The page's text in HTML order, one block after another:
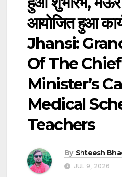
आयोजित हुआ
Jhansi:
Of The Chief
Minister’s
Medical
Teachers
By Shteesh
JUL 9, 2026